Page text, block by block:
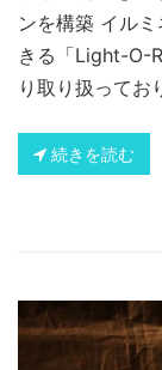
ンを構築 イル
きる「Light-O-
り取り扱ってお
続きを読む